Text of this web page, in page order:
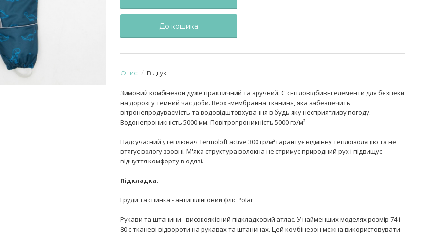
До кошика
Опис Відгук
Зимовий комбінезон дуже практичний та зручний. Є світловідбивні елементи для безпеки
на дорозі у темний час доби. Верх -мембранна тканина, яка забезпечить
вітронепродуваємість та водовідштовхування в будь яку несприятливу погоду.
Водонепроникність 5000 мм. Повітропроникність 5000 гр/м²
Надсучасний утеплювач Termoloft active 300 гр/м² гарантує відмінну теплоізоляцію та не
втягує вологу ззовні. М'яка структура волокна не стримує природний рух і підвищує
відчуття комфорту в одязі.
Підкладка:
Груди та спинка - антипілінговий фліс Polar
Рукави та штанини - високоякісний підкладковий атлас. У найменших моделях розмір 74 і
80 є тканеві відвороти на рукавах та штанинах. Цей комбінезон можна використовувати